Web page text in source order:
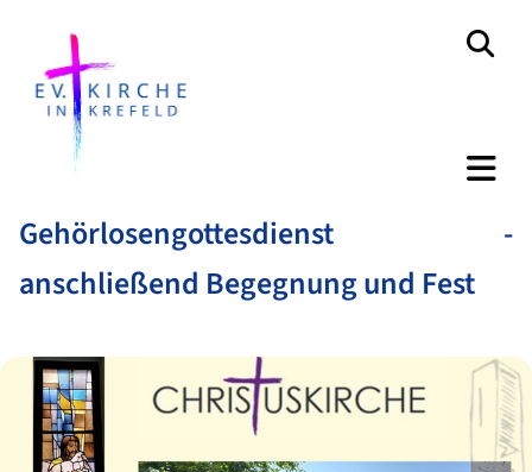
Gehörlosengottesdienst -
anschließend Begegnung und Fest